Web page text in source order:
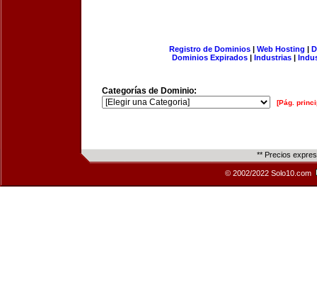
Registro de Dominios| Web Hosting |
Dominios Expirados | Industrias |
Categorías de Dominio:
[Pág.
** Precios
© 2002/2022 Solo10.com